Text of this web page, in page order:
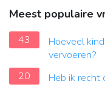
Meest populaire
43
Hoeveel
vervoeren?
20
Heb ik recht